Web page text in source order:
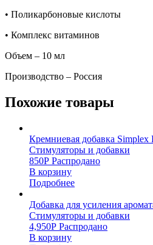
• Поликарбоновые кислоты
• Комплекс витаминов
Объем – 10 мл
Производство – Россия
Похожие товары
Кремниевая добавка Simplex
Стимуляторы и добавки
850Р Распродано
В корзину
Подробнее
Добавка для усиления
Стимуляторы и добавки
4,950Р Распродано
В корзину